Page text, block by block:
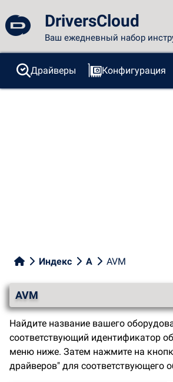
DriversCloud
Ваш ежедневный набор
Вы не
Вход на
Драйверы Конфигурация
Зонды
BSOD
Индекс A AVM
AVM
Найдите название вашего
соответствующий идентификатор
меню ниже. Затем нажмите на
драйверов" для соответствующего